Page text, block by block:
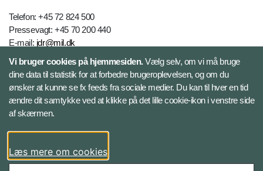
Telefon: +45 72 824 500
Pressevagt: +45 70 200 440
E-mail: jdr@mil.dk
Databeskyttelse
Følg Jydske Dragonregiment
Facebook
Vi bruger cookies på hjemmesiden.Vælg selv, om vi må bruge
dine data til statistik for at forbedre brugeroplevelsen, og om du
ønsker at kunne se fx feeds fra sociale medier. Du kan til hver en tid
ændre dit samtykke ved at klikke på det lille cookie-ikon i venstre side
af skærmen.
Læs mere om cookies